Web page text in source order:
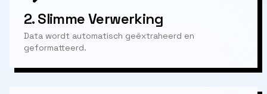
2.Slimme Verwerking
Data wordt automatisch geëxtraheerd en
geformatteerd.